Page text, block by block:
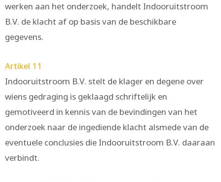
werken aan het onderzoek, handelt Indooruitstroom
B.V. de klacht af op basis van de beschikbare
gegevens.
Artikel 11
Indooruitstroom B.V. stelt de klager en degene over
wiens gedraging is geklaagd schriftelijk en
gemotiveerd in kennis van de bevindingen van het
onderzoek naar de ingediende klacht alsmede van de
eventuele conclusies die Indooruitstroom B.V. daaraan
verbindt.